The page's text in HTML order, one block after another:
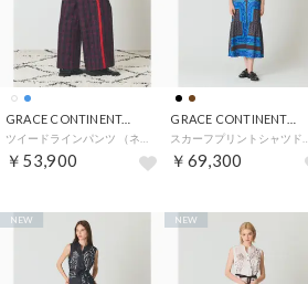
GRACE CONTINENTAL
￥53,900
GRACE CONTINENTAL
￥69,300
NEW NEW